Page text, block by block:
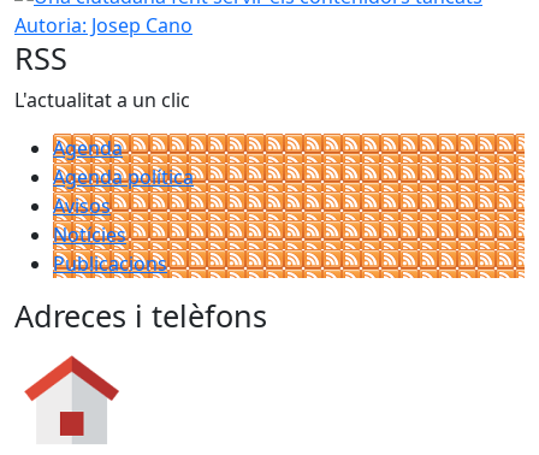
Autoria: Josep Cano
RSS
L'actualitat a un clic
Agenda
Agenda política
Avisos
Notícies
Publicacions
Adreces i telèfons